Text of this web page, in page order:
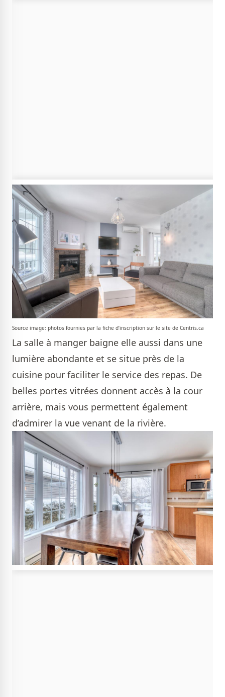
Source image: photos fournies par la fiche d’inscription sur le site de Centris.ca
La salle à manger baigne elle aussi dans une
lumière abondante et se situe près de la
cuisine pour faciliter le service des repas. De
belles portes vitrées donnent accès à la cour
arrière, mais vous permettent également
d’admirer la vue venant de la rivière.